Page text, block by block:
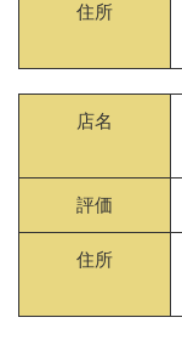
住所
店名
評価
住所